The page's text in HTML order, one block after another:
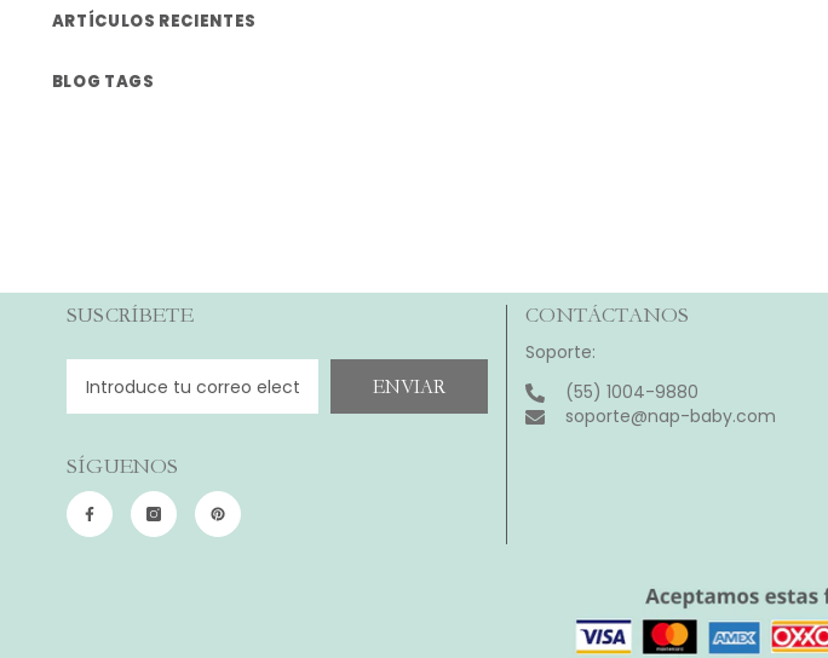
ARTÍCULOS RECIENTES
BLOG TAGS
SUSCRÍBETE
ENVIAR
SÍGUENOS
CONTÁCTANOS
Soporte:
(55) 1004-9880
soporte@nap-baby.com